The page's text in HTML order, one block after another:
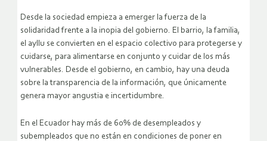
Desde la sociedad empieza a emerger la fuerza de la
solidaridad frente a la inopia del gobierno. El barrio, la familia,
el ayllu se convierten en el espacio colectivo para protegerse y
cuidarse, para alimentarse en conjunto y cuidar de los más
vulnerables. Desde el gobierno, en cambio, hay una deuda
sobre la transparencia de la información, que únicamente
genera mayor angustia e incertidumbre.
En el Ecuador hay más de 60% de desempleados y
subempleados que no están en condiciones de poner en